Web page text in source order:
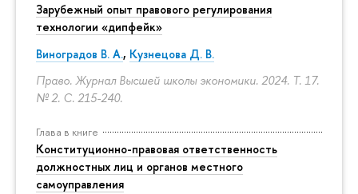
Зарубежный опыт правового регулирования
технологии «дипфейк»
Виноградов В. А., Кузнецова Д. В.
Право. Журнал Высшей школы экономики. 2024. Т. 17.
№ 2. С. 215-240.
Глава в книге
Конституционно-правовая ответственность
должностных лиц и органов местного
самоуправления